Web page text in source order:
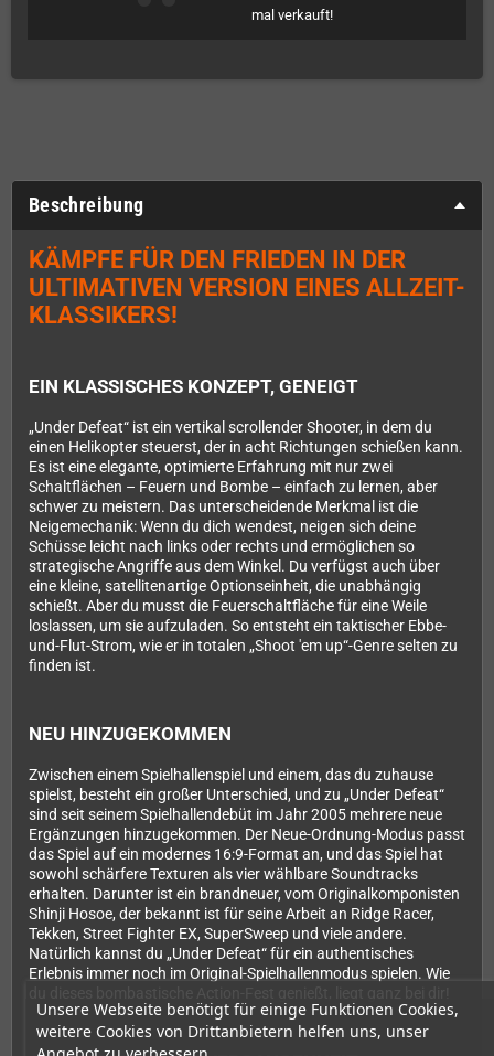
Unsere Webseite benötigt für einige Funktionen Cookies,
weitere Cookies von Drittanbietern helfen uns, unser
mal verkauft!
Beschreibung
KÄMPFE FÜR DEN FRIEDEN IN DER
ULTIMATIVEN VERSION EINES ALLZEIT-
KLASSIKERS!
EIN KLASSISCHES KONZEPT, GENEIGT
„Under Defeat“ ist ein vertikal scrollender Shooter, in dem du
einen Helikopter steuerst, der in acht Richtungen schießen kann.
Es ist eine elegante, optimierte Erfahrung mit nur zwei
Schaltflächen – Feuern und Bombe – einfach zu lernen, aber
schwer zu meistern. Das unterscheidende Merkmal ist die
Neigemechanik: Wenn du dich wendest, neigen sich deine
Schüsse leicht nach links oder rechts und ermöglichen so
strategische Angriffe aus dem Winkel. Du verfügst auch über
eine kleine, satellitenartige Optionseinheit, die unabhängig
schießt. Aber du musst die Feuerschaltfläche für eine Weile
loslassen, um sie aufzuladen. So entsteht ein taktischer Ebbe-
und-Flut-Strom, wie er in totalen „Shoot 'em up“-Genre selten zu
finden ist.
NEU HINZUGEKOMMEN
Zwischen einem Spielhallenspiel und einem, das du zuhause
spielst, besteht ein großer Unterschied, und zu „Under Defeat“
sind seit seinem Spielhallendebüt im Jahr 2005 mehrere neue
Ergänzungen hinzugekommen. Der Neue-Ordnung-Modus passt
das Spiel auf ein modernes 16:9-Format an, und das Spiel hat
sowohl schärfere Texturen als vier wählbare Soundtracks
erhalten. Darunter ist ein brandneuer, vom Originalkomponisten
Shinji Hosoe, der bekannt ist für seine Arbeit an Ridge Racer,
Tekken, Street Fighter EX, SuperSweep und viele andere.
Natürlich kannst du „Under Defeat“ für ein authentisches
Erlebnis immer noch im Original-Spielhallenmodus spielen. Wie